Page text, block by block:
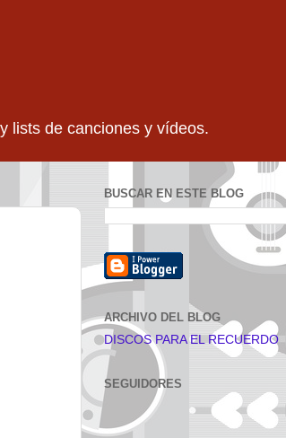
lists de canciones y vídeos.
BUSCAR EN ESTE BLOG
ARCHIVO DEL BLOG
DISCOS PARA EL RECUERDO
SEGUIDORES